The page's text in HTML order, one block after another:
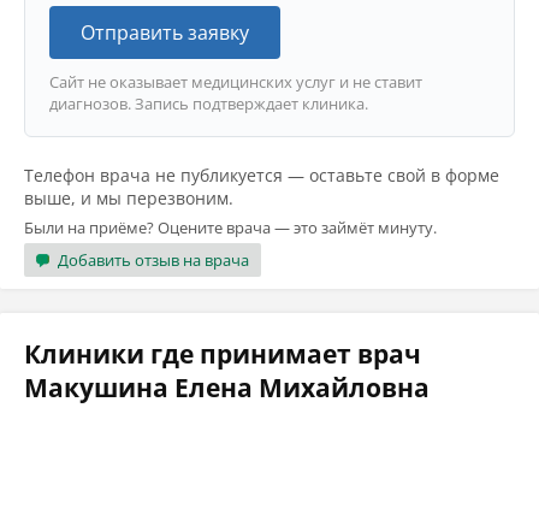
Отправить заявку
Сайт не оказывает медицинских услуг и не ставит
диагнозов. Запись подтверждает клиника.
Телефон врача не публикуется — оставьте свой в форме
выше, и мы перезвоним.
Были на приёме? Оцените врача — это займёт минуту.
Добавить отзыв на врача
Клиники где принимает врач
Макушина Елена Михайловна